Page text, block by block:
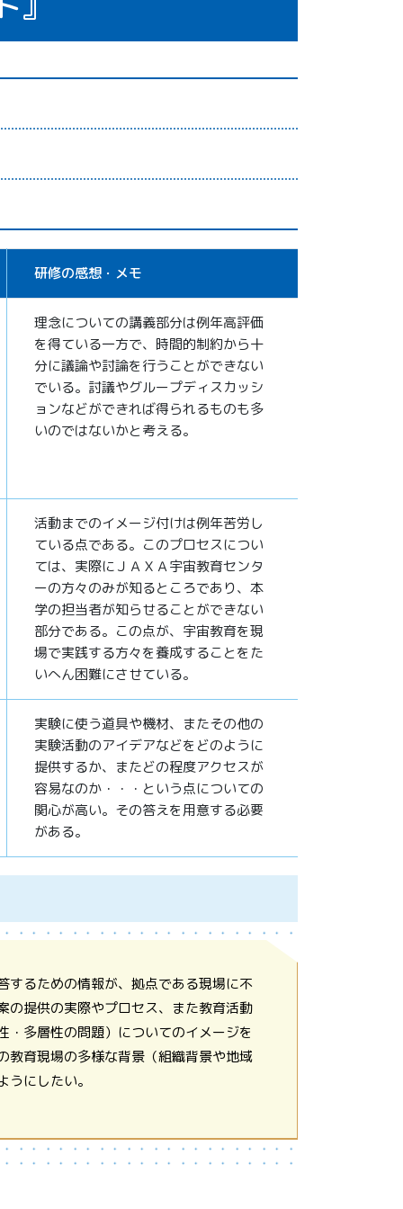
研修の感想・メモ
理念についての講義部分は例年高評価
を得ている一方で、時間的制約から十
分に議論や討論を行うことができない
でいる。討議やグループディスカッシ
ョンなどができれば得られるものも多
いのではないかと考える。
活動までのイメージ付けは例年苦労し
ている点である。このプロセスについ
ては、実際にＪＡＸＡ宇宙教育センタ
ーの方々のみが知るところであり、本
学の担当者が知らせることができない
部分である。この点が、宇宙教育を現
場で実践する方々を養成することをた
いへん困難にさせている。
実験に使う道具や機材、またその他の
実験活動のアイデアなどをどのように
提供するか、またどの程度アクセスが
容易なのか・・・という点についての
関心が高い。その答えを用意する必要
がある。
するための情報が、拠点である現場に不
の提供の実際やプロセス、また教育活動
多層性の問題）についてのイメージを
教育現場の多様な背景（組織背景や地域
にしたい。